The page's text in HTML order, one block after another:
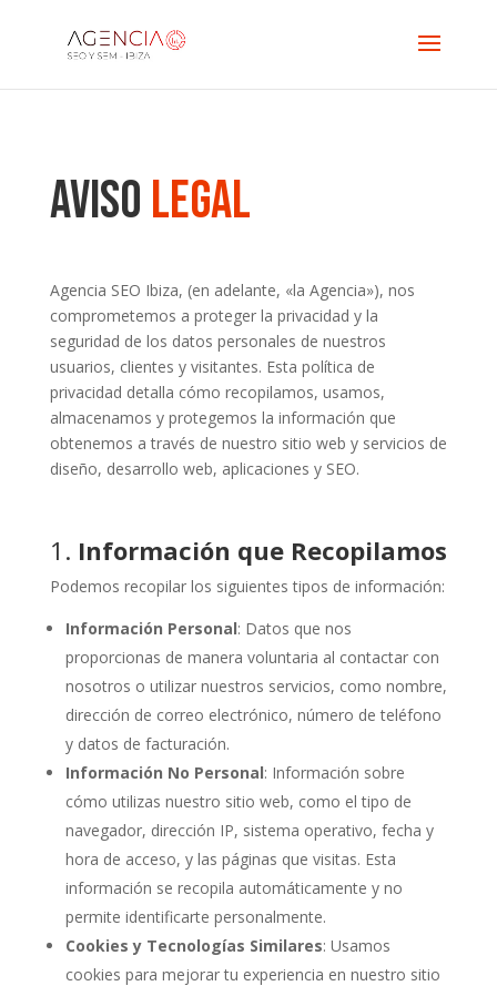
Aviso legal
Agencia SEO Ibiza, (en adelante, «la Agencia»), nos
comprometemos a proteger la privacidad y la
seguridad de los datos personales de nuestros
usuarios, clientes y visitantes. Esta política de
privacidad detalla cómo recopilamos, usamos,
almacenamos y protegemos la información que
obtenemos a través de nuestro sitio web y servicios de
diseño, desarrollo web, aplicaciones y SEO.
1. Información que Recopilamos
Podemos recopilar los siguientes tipos de información:
Información Personal: Datos que nos
proporcionas de manera voluntaria al contactar con
nosotros o utilizar nuestros servicios, como nombre,
dirección de correo electrónico, número de teléfono
y datos de facturación.
Información No Personal: Información sobre
cómo utilizas nuestro sitio web, como el tipo de
navegador, dirección IP, sistema operativo, fecha y
hora de acceso, y las páginas que visitas. Esta
información se recopila automáticamente y no
permite identificarte personalmente.
Cookies y Tecnologías Similares: Usamos
cookies para mejorar tu experiencia en nuestro sitio